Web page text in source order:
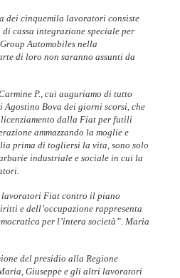
dei cinquemila lavoratori consiste
cassa integrazione speciale per
Automobiles nella
di loro non saranno assunti da
P., cui auguriamo di tutto
Bova dei giorni scorsi, che
dalla Fiat per futili
ammazzando la moglie e
prima di togliersi la vita, sono solo
industriale e sociale in cui la
lavoratori Fiat contro il piano
e dell’occupazione rappresenta
per l’intera società ”. Maria
del presidio alla Regione
Giuseppe e gli altri lavoratori